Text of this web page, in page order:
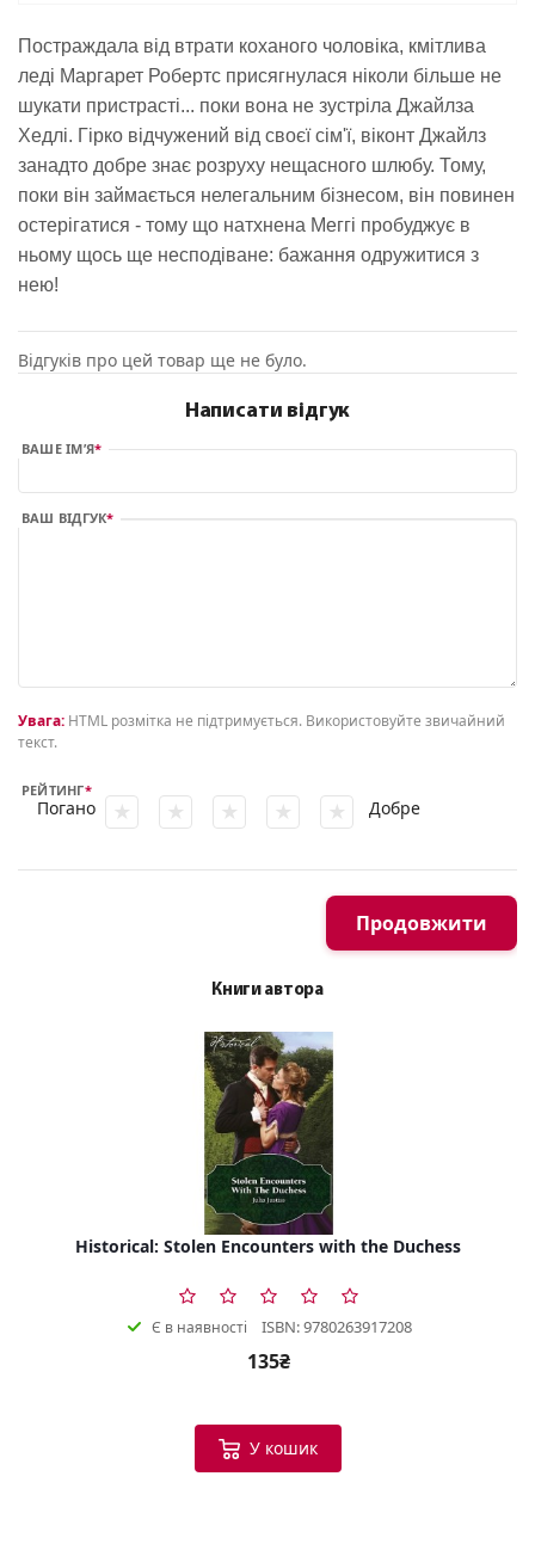
Постраждала від втрати коханого чоловіка, кмітлива
леді Маргарет Робертс присягнулася ніколи більше не
шукати пристрасті... поки вона не зустріла Джайлза
Хедлі. Гірко відчужений від своєї сім'ї, віконт Джайлз
занадто добре знає розруху нещасного шлюбу. Тому,
поки він займається нелегальним бізнесом, він повинен
остерігатися - тому що натхнена Меггі пробуджує в
ньому щось ще несподіване: бажання одружитися з
нею!
Відгуків про цей товар ще не було.
Написати відгук
ВАШЕ ІМ’Я
ВАШ ВІДГУК
Увага: HTML розмітка не підтримується. Використовуйте звичайний
текст.
РЕЙТИНГ
Погано Добре
Продовжити
Книги автора
Historical: Stolen Encounters with the Duchess
Є в наявності ISBN: 9780263917208
135₴
У кошик